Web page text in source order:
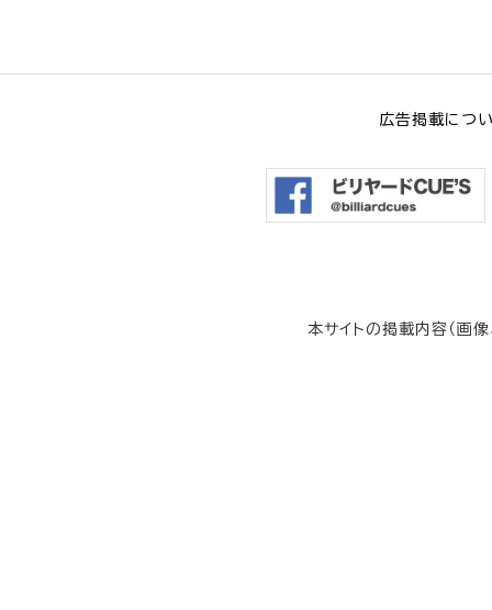
広告掲載につ
本サイトの掲載内容（画